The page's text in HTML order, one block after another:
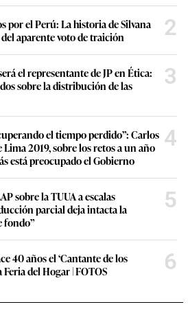
por el Perú: La historia de Silvana
aparente voto de traición
2
el representante de JP en Ética:
sobre la distribución de las
3
el tiempo perdido”: Carlos
2019, sobre los retos a un año
está preocupado el Gobierno
4
sobre la TUUA a escalas
parcial deja intacta la
fondo”
5
40 años el ‘Cantante de los
del Hogar | FOTOS
6